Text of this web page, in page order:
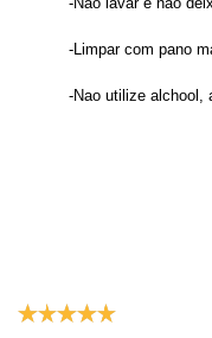
-Não lavar e não
-Limpar com pano
-Nao utilize alchool,